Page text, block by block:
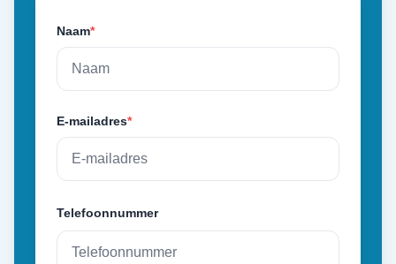
Naam*
E-mailadres*
Telefoonnummer